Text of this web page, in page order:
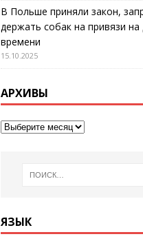
В Польше приняли закон,
держать собак на привязи
времени
15.10.2025
АРХИВЫ
ЯЗЫК